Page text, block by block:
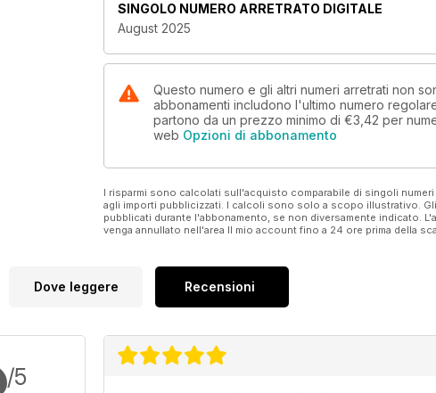
SINGOLO NUMERO ARRETRATO DIGITALE
August 2025
Questo numero e gli altri numeri arretrati non
abbonamenti includono l'ultimo numero
partono da un prezzo minimo di €3,42 per
web Opzioni di abbonamento
I risparmi sono calcolati sull'acquisto comparabile di singoli
agli importi pubblicizzati. I calcoli sono solo a scopo illustrativo.
pubblicati durante l'abbonamento, se non diversamente indicato.
venga annullato nell'area Il mio account fino a 24 ore prima della
Dove leggere Recensioni
/5